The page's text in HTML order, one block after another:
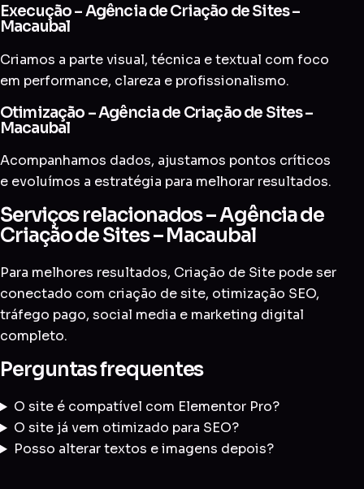
Execução – Agência de Criação de Sites –
Macaubal
Criamos a parte visual, técnica e textual com foco
em performance, clareza e profissionalismo.
Otimização – Agência de Criação de Sites –
Macaubal
Acompanhamos dados, ajustamos pontos críticos
e evoluímos a estratégia para melhorar resultados.
Serviços relacionados – Agência de
Criação de Sites – Macaubal
Para melhores resultados, Criação de Site pode ser
conectado com criação de site, otimização SEO,
tráfego pago, social media e marketing digital
completo.
Perguntas frequentes
O site é compatível com Elementor Pro?
O site já vem otimizado para SEO?
Posso alterar textos e imagens depois?